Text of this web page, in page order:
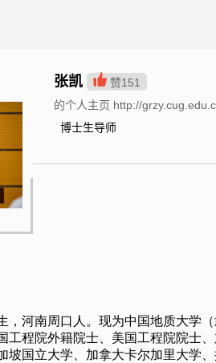
张凯 赞151
的个人主页 http://
博士生导师